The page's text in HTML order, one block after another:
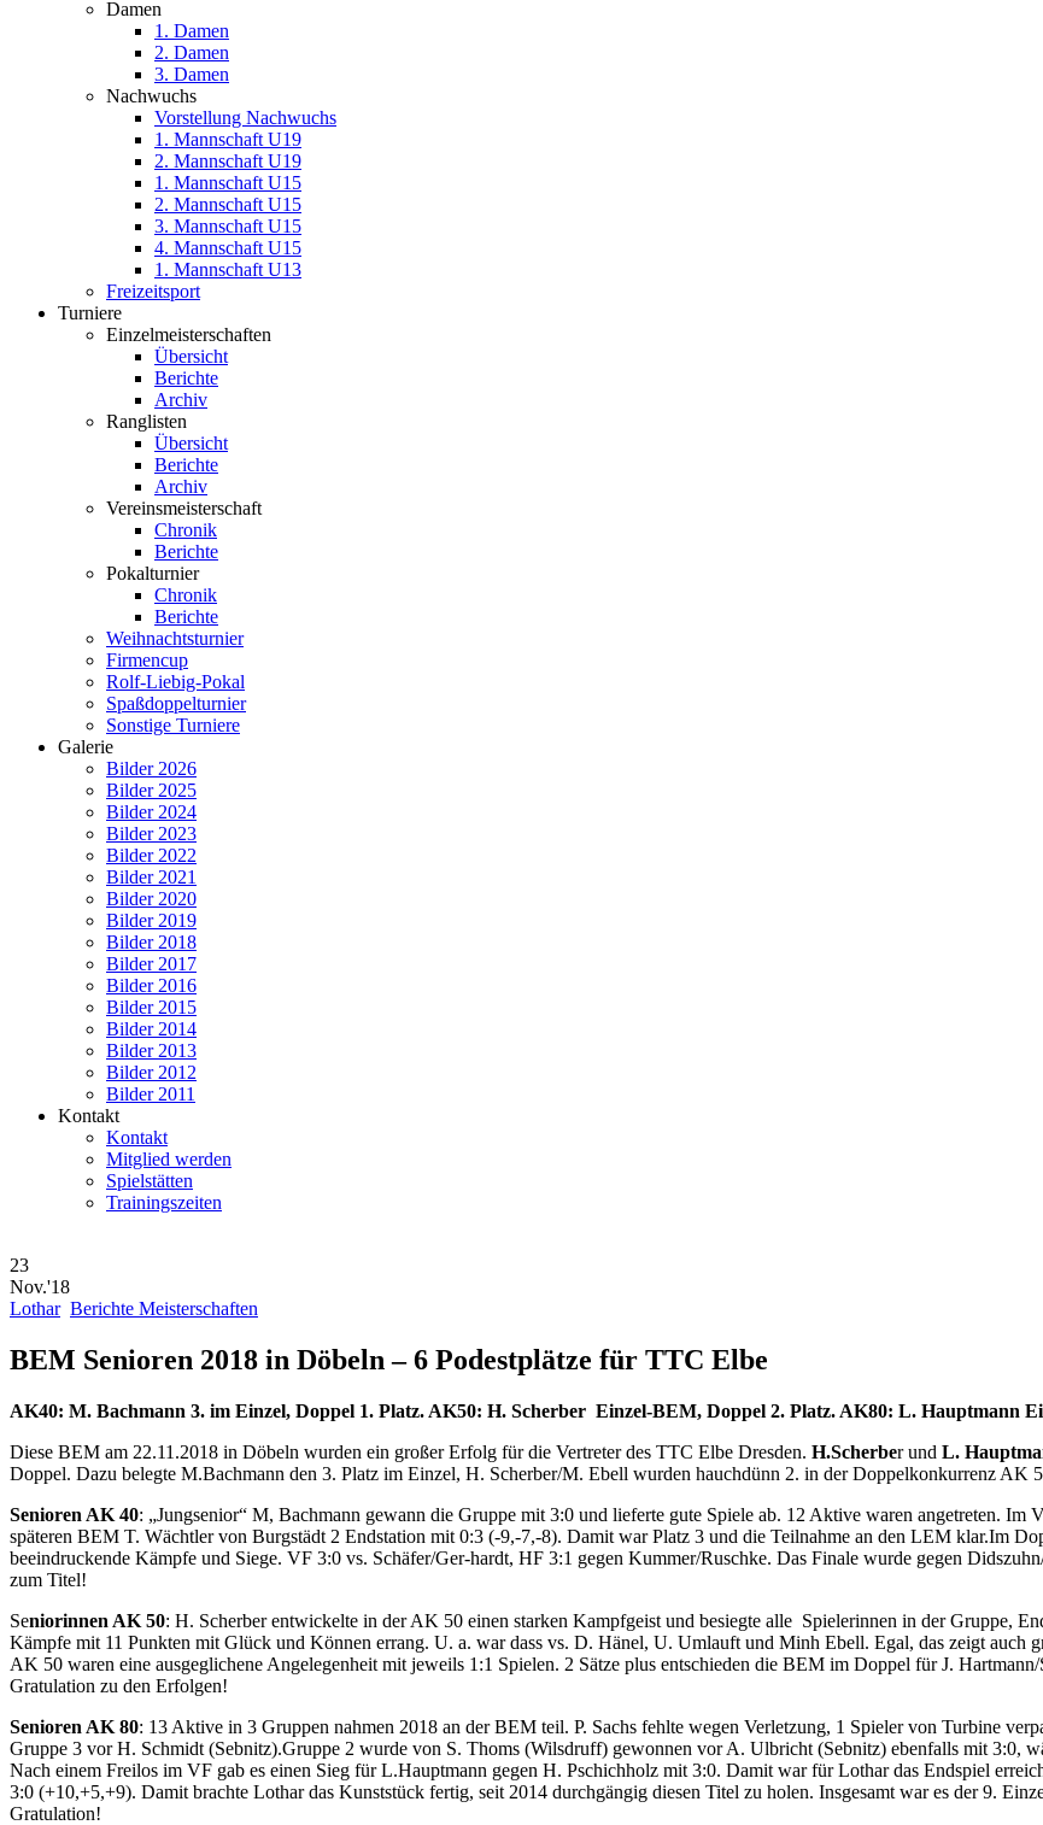
Damen
1. Damen
2. Damen
3. Damen
Nachwuchs
Vorstellung Nachwuchs
1. Mannschaft U19
2. Mannschaft U19
1. Mannschaft U15
2. Mannschaft U15
3. Mannschaft U15
4. Mannschaft U15
1. Mannschaft U13
Freizeitsport
Turniere
Einzelmeisterschaften
Übersicht
Berichte
Archiv
Ranglisten
Übersicht
Berichte
Archiv
Vereinsmeisterschaft
Chronik
Berichte
Pokalturnier
Chronik
Berichte
Weihnachtsturnier
Firmencup
Rolf-Liebig-Pokal
Spaßdoppelturnier
Sonstige Turniere
Galerie
Bilder 2026
Bilder 2025
Bilder 2024
Bilder 2023
Bilder 2022
Bilder 2021
Bilder 2020
Bilder 2019
Bilder 2018
Bilder 2017
Bilder 2016
Bilder 2015
Bilder 2014
Bilder 2013
Bilder 2012
Bilder 2011
Kontakt
Kontakt
Mitglied werden
Spielstätten
Trainingszeiten
23
Nov.'18
Lothar Berichte Meisterschaften
BEM Senioren 2018 in Döbeln – 6 Podestplätze für TTC Elbe
AK40: M. Bachmann 3. im Einzel, Doppel 1. Platz. AK50: H. Scherber Einzel-BEM, Doppel 2. Platz. AK80: L. Hauptmann
Diese BEM am 22.11.2018 in Döbeln wurden ein großer Erfolg für die Vertreter des TTC Elbe Dresden. H.Scherber und L.
Doppel. Dazu belegte M.Bachmann den 3. Platz im Einzel, H. Scherber/M. Ebell wurden hauchdünn 2. in der Doppelkonkurrenz
Senioren AK 40: „Jungsenior“ M, Bachmann gewann die Gruppe mit 3:0 und lieferte gute Spiele ab. 12 Aktive waren angetreten.
späteren BEM T. Wächtler von Burgstädt 2 Endstation mit 0:3 (-9,-7,-8). Damit war Platz 3 und die Teilnahme an den LEM klar.Im
beeindruckende Kämpfe und Siege. VF 3:0 vs. Schäfer/Ger-hardt, HF 3:1 gegen Kummer/Ruschke. Das Finale wurde gegen
zum Titel!
Seniorinnen AK 50: H. Scherber entwickelte in der AK 50 einen starken Kampfgeist und besiegte alle Spielerinnen in der Gruppe,
Kämpfe mit 11 Punkten mit Glück und Können errang. U. a. war dass vs. D. Hänel, U. Umlauft und Minh Ebell. Egal, das zeigt auch
AK 50 waren eine ausgeglichene Angelegenheit mit jeweils 1:1 Spielen. 2 Sätze plus entschieden die BEM im Doppel für J.
Gratulation zu den Erfolgen!
Senioren AK 80: 13 Aktive in 3 Gruppen nahmen 2018 an der BEM teil. P. Sachs fehlte wegen Verletzung, 1 Spieler von Turbine
Gruppe 3 vor H. Schmidt (Sebnitz).Gruppe 2 wurde von S. Thoms (Wilsdruff) gewonnen vor A. Ulbricht (Sebnitz) ebenfalls mit 3:0,
Nach einem Freilos im VF gab es einen Sieg für L.Hauptmann gegen H. Pschichholz mit 3:0. Damit war für Lothar das Endspiel
3:0 (+10,+5,+9). Damit brachte Lothar das Kunststück fertig, seit 2014 durchgängig diesen Titel zu holen. Insgesamt war es der 9.
Gratulation!